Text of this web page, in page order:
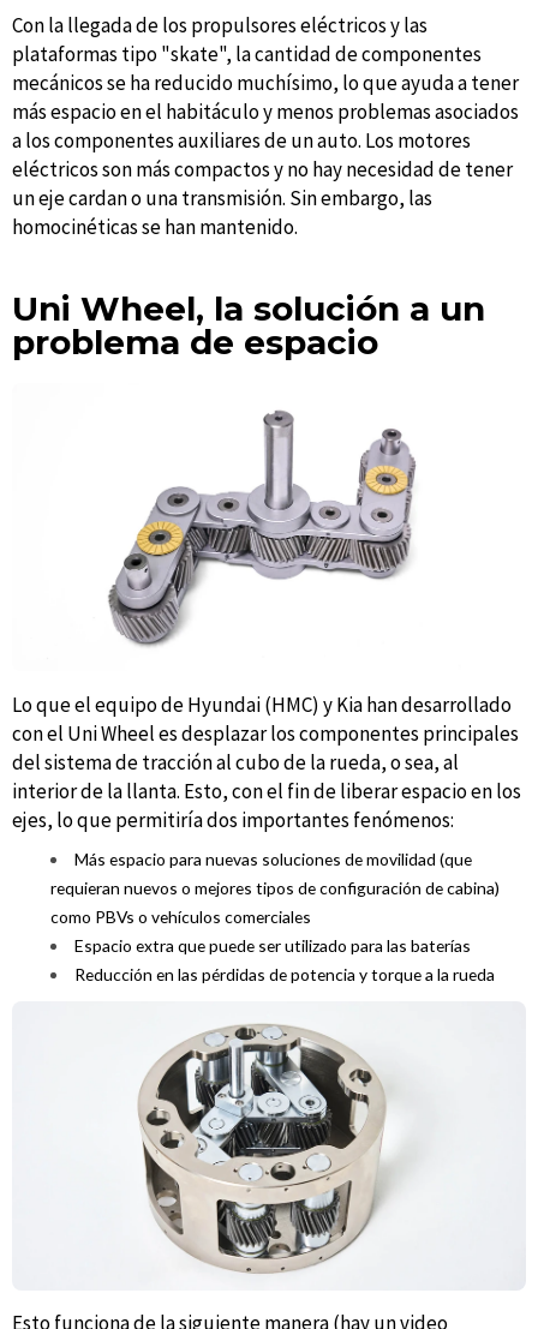
Con la llegada de los propulsores eléctricos y las
plataformas tipo "skate", la cantidad de componentes
mecánicos se ha reducido muchísimo, lo que ayuda a tener
más espacio en el habitáculo y menos problemas asociados
a los componentes auxiliares de un auto. Los motores
eléctricos son más compactos y no hay necesidad de tener
un eje cardan o una transmisión. Sin embargo, las
homocinéticas se han mantenido.
Uni Wheel, la solución a un
problema de espacio
Lo que el equipo de Hyundai (HMC) y Kia han desarrollado
con el Uni Wheel es desplazar los componentes principales
del sistema de tracción al cubo de la rueda, o sea, al
interior de la llanta. Esto, con el fin de liberar espacio en los
ejes, lo que permitiría dos importantes fenómenos:
Más espacio para nuevas soluciones de movilidad (que
requieran nuevos o mejores tipos de configuración de cabina)
como PBVs o vehículos comerciales
Espacio extra que puede ser utilizado para las baterías
Reducción en las pérdidas de potencia y torque a la rueda
Esto funciona de la siguiente manera (hay un video